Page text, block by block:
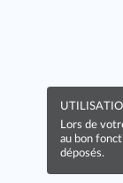
Lors de
au bon
déposés.